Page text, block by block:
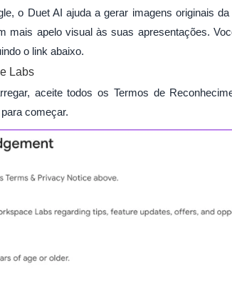
o Duet AI ajuda a gerar imagens originais
mais apelo visual às suas apresentações.
o link abaixo.
Labs
aceite todos os Termos de
começar.